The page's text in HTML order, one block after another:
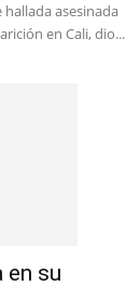
asesinada
en Cali, dio...
en su